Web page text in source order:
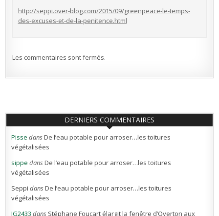
http://seppi.over-blog.com/2015/09/greenpeace-le-temps-
des-excuses-et-de-la-penitence.html
Les commentaires sont fermés.
DERNIERS COMMENTAIRES
Pisse dansDe l’eau potable pour arroser…les toitures
végétalisées
sippe dansDe l’eau potable pour arroser…les toitures
végétalisées
Seppi dansDe l’eau potable pour arroser…les toitures
végétalisées
JG2433 dans Stéphane Foucart élargit la fenêtre d’Overton aux